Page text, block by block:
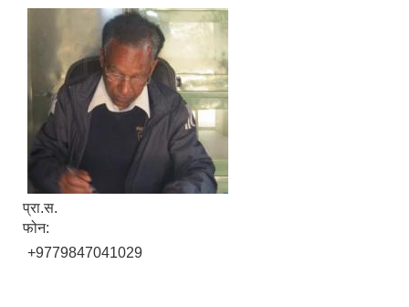
प्रा.स.
फोन:
+9779847041029